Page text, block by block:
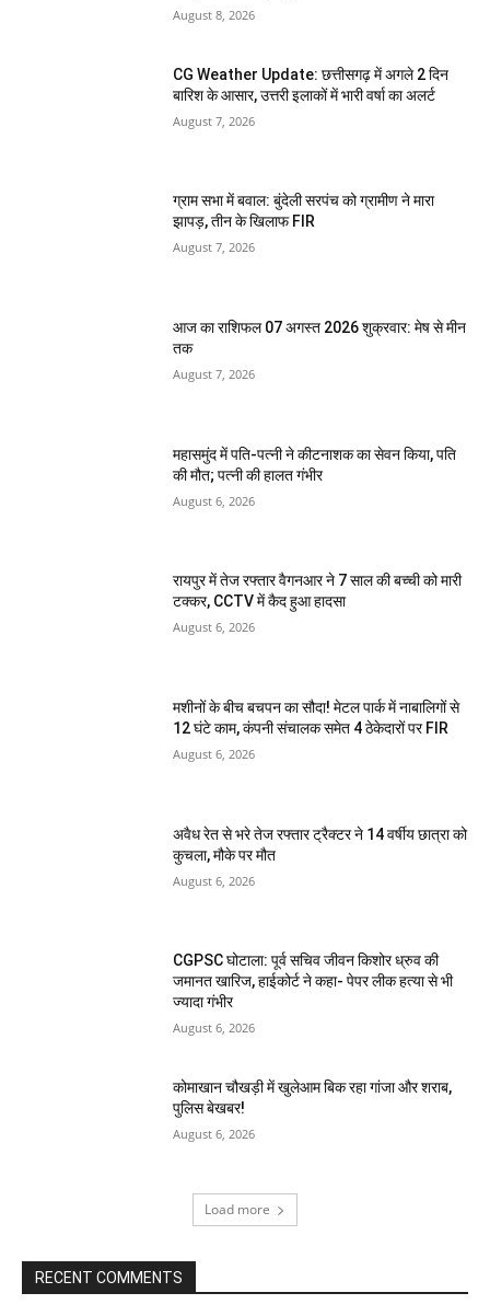
August 8, 2026
CG Weather Update: छत्तीसगढ़ में अगले 2 दिन
बारिश के आसार, उत्तरी इलाकों में भारी वर्षा का अलर्ट
August 7, 2026
ग्राम सभा में बवाल: बुंदेली सरपंच को ग्रामीण ने मारा
झापड़, तीन के खिलाफ FIR
August 7, 2026
आज का राशिफल 07 अगस्त 2026 शुक्रवार: मेष से मीन
तक
August 7, 2026
महासमुंद में पति-पत्नी ने कीटनाशक का सेवन किया, पति
की मौत; पत्नी की हालत गंभीर
August 6, 2026
रायपुर में तेज रफ्तार वैगनआर ने 7 साल की बच्ची को मारी
टक्कर, CCTV में कैद हुआ हादसा
August 6, 2026
मशीनों के बीच बचपन का सौदा! मेटल पार्क में नाबालिगों से
12 घंटे काम, कंपनी संचालक समेत 4 ठेकेदारों पर FIR
August 6, 2026
अवैध रेत से भरे तेज रफ्तार ट्रैक्टर ने 14 वर्षीय छात्रा को
कुचला, मौके पर मौत
August 6, 2026
CGPSC घोटाला: पूर्व सचिव जीवन किशोर ध्रुव की
जमानत खारिज, हाईकोर्ट ने कहा- पेपर लीक हत्या से भी
ज्यादा गंभीर
August 6, 2026
कोमाखान चौखड़ी में खुलेआम बिक रहा गांजा और शराब,
पुलिस बेखबर!
August 6, 2026
Load more
RECENT COMMENTS